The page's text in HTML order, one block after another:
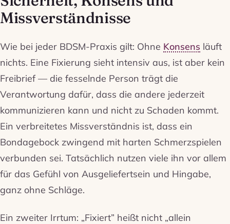
Missverständnisse
Wie bei jeder BDSM-Praxis gilt: Ohne Konsens läuft
nichts. Eine Fixierung sieht intensiv aus, ist aber kein
Freibrief — die fesselnde Person trägt die
Verantwortung dafür, dass die andere jederzeit
kommunizieren kann und nicht zu Schaden kommt.
Ein verbreitetes Missverständnis ist, dass ein
Bondagebock zwingend mit harten Schmerzspielen
verbunden sei. Tatsächlich nutzen viele ihn vor allem
für das Gefühl von Ausgeliefertsein und Hingabe,
ganz ohne Schläge.
Ein zweiter Irrtum: „Fixiert” heißt nicht „allein